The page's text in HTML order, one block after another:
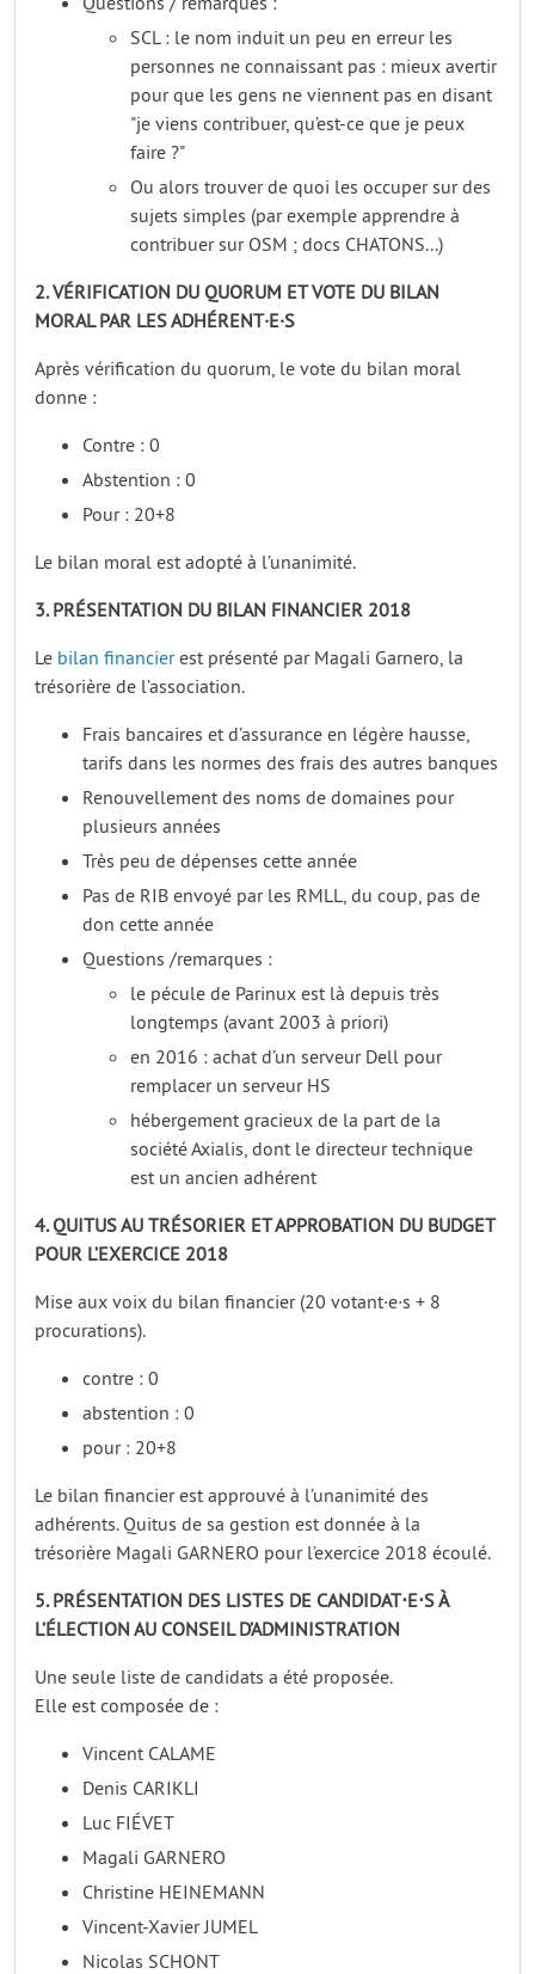
SCL : le nom induit un peu en erreur les
personnes ne connaissant pas : mieux avertir
pour que les gens ne viennent pas en disant
"je viens contribuer, qu’est-ce que je peux
faire ?"
Ou alors trouver de quoi les occuper sur des
sujets simples (par exemple apprendre à
contribuer sur OSM ; docs CHATONS...)
2. VÉRIFICATION DU QUORUM ET VOTE DU BILAN
MORAL PAR LES ADHÉRENT·E·S
Après vérification du quorum, le vote du bilan moral
donne :
Contre : 0
Abstention : 0
Pour : 20+8
Le bilan moral est adopté à l’unanimité.
3. PRÉSENTATION DU BILAN FINANCIER 2018
Le bilan financierest présenté par Magali Garnero, la
trésorière de l’association.
Frais bancaires et d’assurance en légère hausse,
tarifs dans les normes des frais des autres banques
Renouvellement des noms de domaines pour
plusieurs années
Très peu de dépenses cette année
Pas de RIB envoyé par les RMLL, du coup, pas de
don cette année
Questions /remarques :
le pécule de Parinux est là depuis très
longtemps (avant 2003 à priori)
en 2016 : achat d’un serveur Dell pour
remplacer un serveur HS
hébergement gracieux de la part de la
société Axialis, dont le directeur technique
est un ancien adhérent
4. QUITUS AU TRÉSORIER ET APPROBATION DU BUDGET
POUR L’EXERCICE 2018
Mise aux voix du bilan financier (20 votant·e·s + 8
procurations).
contre : 0
abstention : 0
pour : 20+8
Le bilan financier est approuvé à l’unanimité des
adhérents. Quitus de sa gestion est donnée à la
trésorière Magali GARNERO pour l’exercice 2018 écoulé.
5. PRÉSENTATION DES LISTES DE CANDIDAT⋅E⋅S À
L’ÉLECTION AU CONSEIL D’ADMINISTRATION
Une seule liste de candidats a été proposée.
Elle est composée de :
Vincent CALAME
Denis CARIKLI
Luc FIÉVET
Magali GARNERO
Christine HEINEMANN
Vincent-Xavier JUMEL
Nicolas SCHONT